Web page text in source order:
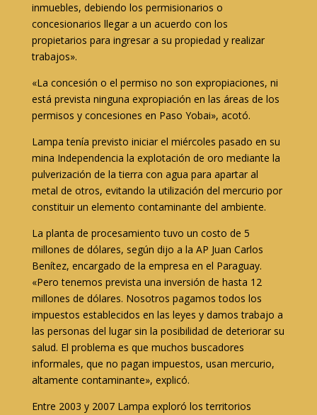
inmuebles, debiendo los permisionarios o
concesionarios llegar a un acuerdo con los
propietarios para ingresar a su propiedad y realizar
trabajos».
«La concesión o el permiso no son expropiaciones, ni
está prevista ninguna expropiación en las áreas de los
permisos y concesiones en Paso Yobai», acotó.
Lampa tenía previsto iniciar el miércoles pasado en su
mina Independencia la explotación de oro mediante la
pulverización de la tierra con agua para apartar al
metal de otros, evitando la utilización del mercurio por
constituir un elemento contaminante del ambiente.
La planta de procesamiento tuvo un costo de 5
millones de dólares, según dijo a la AP Juan Carlos
Benítez, encargado de la empresa en el Paraguay.
«Pero tenemos prevista una inversión de hasta 12
millones de dólares. Nosotros pagamos todos los
impuestos establecidos en las leyes y damos trabajo a
las personas del lugar sin la posibilidad de deteriorar su
salud. El problema es que muchos buscadores
informales, que no pagan impuestos, usan mercurio,
altamente contaminante», explicó.
Entre 2003 y 2007 Lampa exploró los territorios